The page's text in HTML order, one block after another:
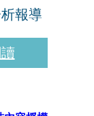
報導